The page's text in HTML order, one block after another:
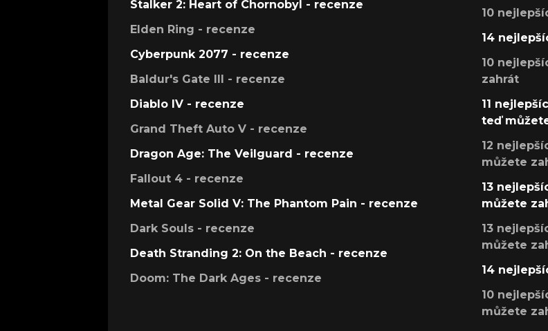
Stalker 2: Heart of Chornobyl - recenze
Elden Ring - recenze
Cyberpunk 2077 - recenze
Baldur's Gate III - recenze
Diablo IV - recenze
Grand Theft Auto V - recenze
Dragon Age: The Veilguard - recenze
Fallout 4 - recenze
Metal Gear Solid V: The Phantom Pain - recenze
Dark Souls - recenze
Death Stranding 2: On the Beach - recenze
Doom: The Dark Ages - recenze
10
14
10
zahrát
11
teď
12
můžete
13
můžete
13
můžete
14
10
můžete